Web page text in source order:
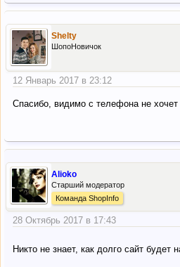
Shelty
ШопоНовичок
12 Январь 2017 в 23:12
Спасибо, видимо с телефона не хочет
Alioko
Старший модератор
Команда ShopInfo
28 Октябрь 2017 в 17:43
Никто не знает, как долго сайт будет